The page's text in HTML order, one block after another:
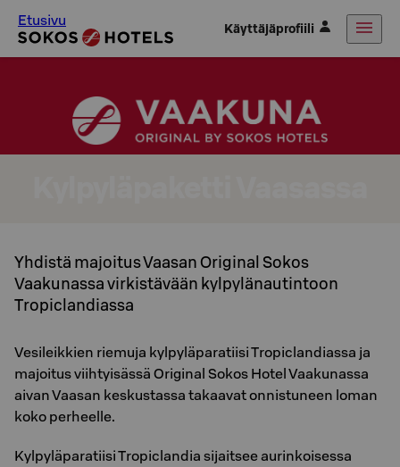
Etusivu Käyttäjäprofiili
Yhdistä majoitus Vaasan Original Sokos
Vaakunassa virkistävään kylpylänautintoon
Tropiclandiassa
Vesileikkien riemuja kylpyläparatiisi Tropiclandiassa ja
majoitus viihtyisässä Original Sokos Hotel Vaakunassa
aivan Vaasan keskustassa takaavat onnistuneen loman
koko perheelle.
Kylpyläparatiisi Tropiclandia sijaitsee aurinkoisessa